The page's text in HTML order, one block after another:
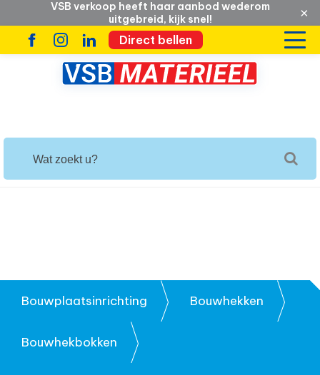
VSB verkoop heeft haar aanbod wederom
uitgebreid, kijk snel!
×
Direct bellen
Bouwplaatsinrichting Bouwhekken
Bouwhekbokken